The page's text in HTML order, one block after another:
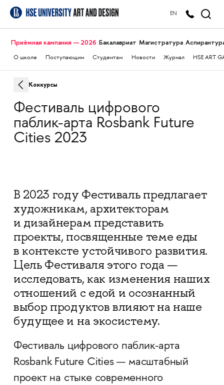
EN
Приёмная кампания — 2026 Бакалавриат Магистратура
О школе Поступающим Студентам Новости Журнал HSE ART
Конкурсы
Фестиваль цифрового
паблик-арта Rosbank Future
Cities 2023
В 2023 году Фестиваль предлагает
художникам, архитекторам
и дизайнерам представить
проекты, посвященные теме еды
в контексте устойчивого развития.
Цель Фестиваля этого года —
исследовать, как изменения наших
отношений с едой и осознанный
выбор продуктов влияют на наше
будущее и на экосистему.
Фестиваль цифрового паблик-арта
Rosbank Future Cities — масштабный
проект на стыке современного